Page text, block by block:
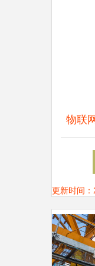
物联
应用
更新时间